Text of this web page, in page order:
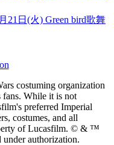
21日(火) Green bird歌舞
costuming organization
fans. While it is not
preferred Imperial
costumes, and all
of Lucasfilm. © & ™
authorization.